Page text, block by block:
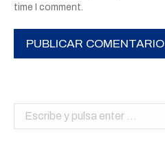
time I comment.
PUBLICAR COMENTARIO
Buscar: